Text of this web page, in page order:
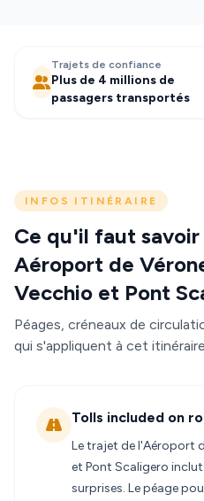
Trajets de confiance
Plus de 4 millions de
passagers transportés
INFOS ITINÉRAIRE
Ce qu'il faut
Aéroport de
Vecchio et Pont
Péages, créneaux de
qui s'appliquent à cet
Tolls included on
Le trajet de l'Aéroport
et Pont Scaligero
surprises. Le péage